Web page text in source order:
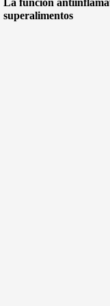
La función
superalimentos